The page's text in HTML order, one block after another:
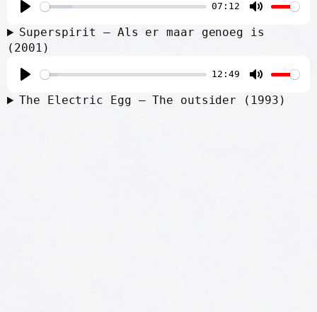
a
y
t
e
l
y
07:12
e
Superspirit – Als er maar genoeg is
(2001)
12:49
The Electric Egg – The outsider (1993)